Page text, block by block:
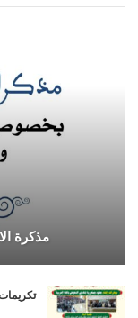
مذكرة